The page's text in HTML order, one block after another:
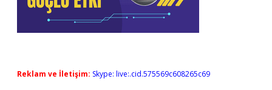
Reklam ve İletişim: Skype: live:.cid.575569c608265c69